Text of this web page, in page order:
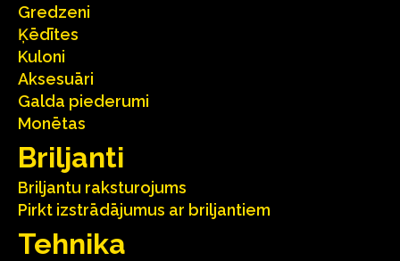
Gredzeni
Ķēdītes
Kuloni
Aksesuāri
Galda piederumi
Monētas
Briljanti
Briljantu raksturojums
Pirkt izstrādājumus ar briljantiem
Tehnika